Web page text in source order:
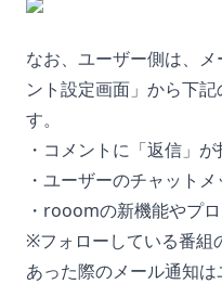
なお、ユーザー側は、
ント設定画面」から下
す。
・コメントに「返信」
・ユーザーのチャット
・rooomの新機能やプ
※フォローしている番組
あった際のメール通知